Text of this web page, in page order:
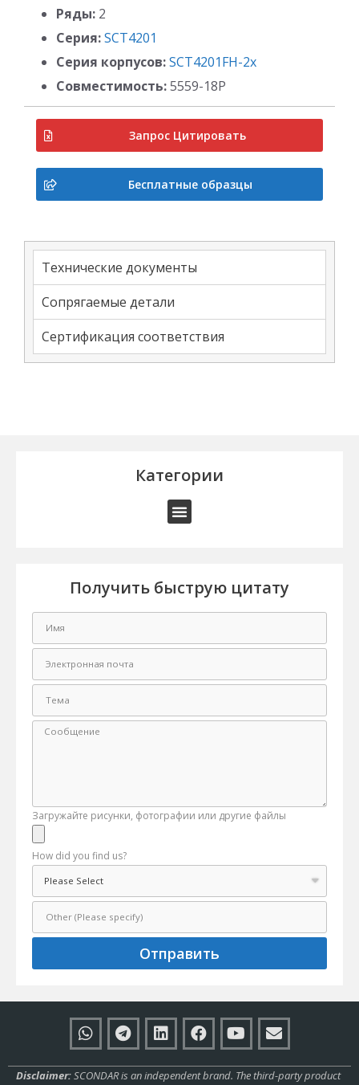
Ряды: 2
Серия:SCT4201
Серия корпусов:SCT4201FH-2x
Совместимость:5559-18P
Запрос Цитировать
Бесплатные образцы
Технические документы
Сопрягаемые детали
Сертификация соответствия
Категории
Получить быструю цитату
Загружайте рисунки, фотографии или другие файлы
How did you find us?
Отправить
Disclaimer:SCONDAR is an independent brand. The third-party product